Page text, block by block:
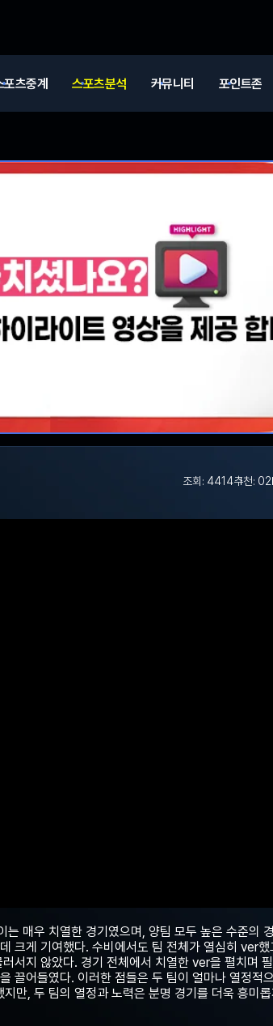
포츠중계 스포츠분석 커뮤니티 포인트존
조회: 4414추천: 0
매우 치열한 경기였으며, 양팀 모두 높은 수준의
크게 기여했다. 수비에서도 팀 전체가 열심히 ver
서지 않았다. 경기 전체에서 치열한 ver을 펼치며
끌어들였다. 이러한 점들은 두 팀이 얼마나 열정적
만, 두 팀의 열정과 노력은 분명 경기를 더욱 흥미